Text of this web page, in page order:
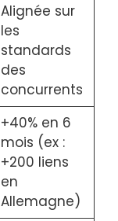
Alignée sur
les
standards
des
concurrents
+40% en 6
mois (ex :
+200 liens
en
Allemagne)